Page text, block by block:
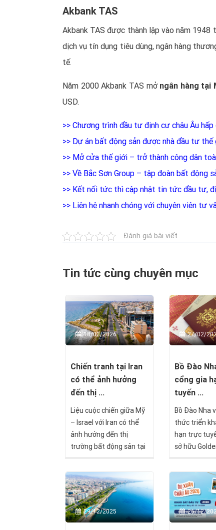
Akbank TAS
Akbank TAS được thành lập vào năm 1948
dịch vụ tín dụng tiêu dùng, ngân hàng
tế.
Năm 2000 Akbank TAS mở ngân hàng tại
USD.
>> Chương trình đầu tư định cư châu Âu hấp
>> Dự án bất động sản được nhà đầu tư thế
>> Mở cửa thế giới – trở thành công dân
>> Về Bắc Sơn Group – tập đoàn bất động
>> Kết nối tức thì cập nhật tin tức đầu tư,
>> Liên hệ nhanh chóng với chuyên viên tư
Đánh giá bài viết
Tin tức cùng chuyên mục
18/03/2026
Chiến tranh tại Iran
có thể ảnh hưởng
đến thị ...
Liệu cuộc chiến giữa Mỹ
– Israel với Iran có thể
ảnh hưởng đến thị
trường bất động sản tại
thì theo cách nào?
27/02/
Bồ Đào
cổng gia
tuyến ...
Bồ Đào Nha
thức triển
hạn trực
sở hữu
quan trọng
trình cải
và hiện đại
tục di trú.
29/12/2025 26/12/